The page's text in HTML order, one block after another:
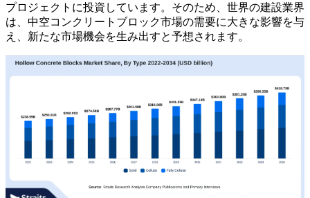
プロジェクトに投資しています。そのため、世界の建設業界
は、中空コンクリートブロック市場の需要に大きな影響を与
え、新たな市場機会を生み出すと予想されます。